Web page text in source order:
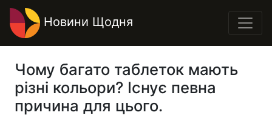
Новини Щодня
Чому багато таблеток мають
різні кольори? Існує певна
причина для цього.